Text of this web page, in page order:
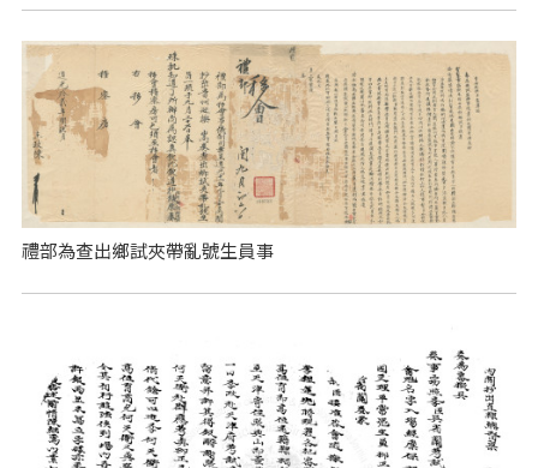
禮部為查出鄉試夾帶亂號生員事